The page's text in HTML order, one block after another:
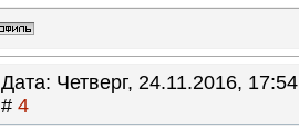
Дата: Четверг, 24.11.2016,
# 4